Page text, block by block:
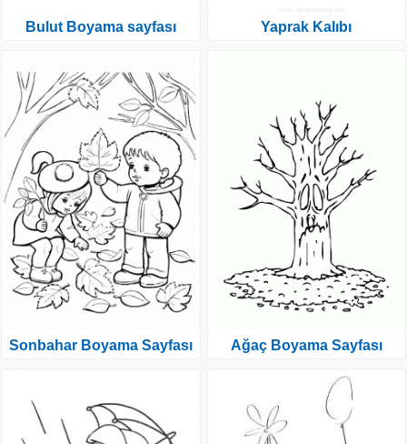
Bulut Boyama sayfası
Sonbahar Boyama Sayfası
Yaprak Kalıbı
Ağaç Boyama Sayfası